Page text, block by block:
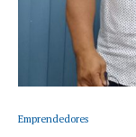
Emprendedores